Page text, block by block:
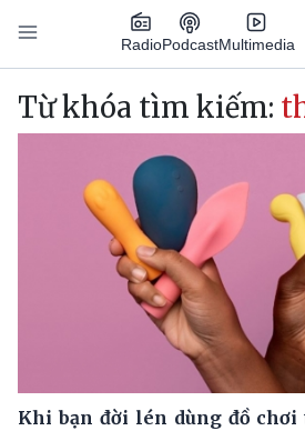
Nhảy đến nội dung
RadioPodcastMultimedia
Main navigation
Từ khóa tìm kiếm:
Khi bạn đời lén dùng đồ